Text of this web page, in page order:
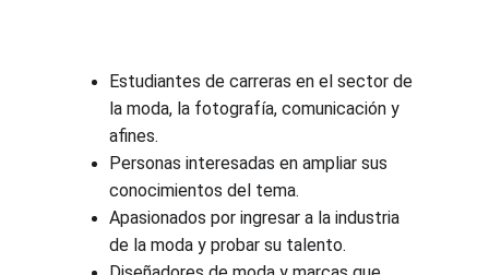
Estudiantes de carreras en el sector de
la moda, la fotografía, comunicación y
afines.
Personas interesadas en ampliar sus
conocimientos del tema.
Apasionados por ingresar a la industria
de la moda y probar su talento.